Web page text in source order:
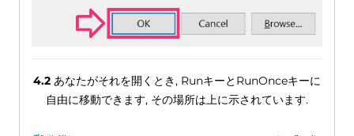
4.2あなたがそれを開くとき, RunキーとRunOnceキーに
自由に移動できます, その場所は上に示されています.